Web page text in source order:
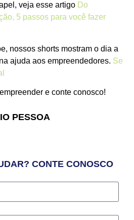
veja esse artigo Do
5 passos para você fazer
nossos shorts mostram o dia a
ajuda aos empreendedores. Se
e conte conosco!
PESSOA
CONTE CONOSCO